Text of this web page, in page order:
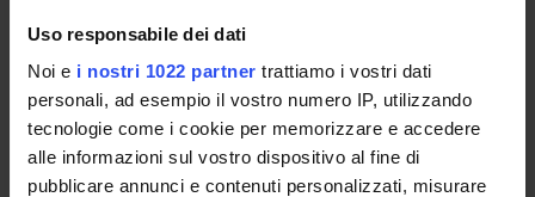
Uso responsabile dei dati
Noi e i nostri 1022 partner trattiamo i vostri dati
personali, ad esempio il vostro numero IP, utilizzando
tecnologie come i cookie per memorizzare e accedere
alle informazioni sul vostro dispositivo al fine di
pubblicare annunci e contenuti personalizzati, misurare
Overview
Enrolment Procedures and Admission Requirements
Degree Programme
Courses
Notices
Governing bodies